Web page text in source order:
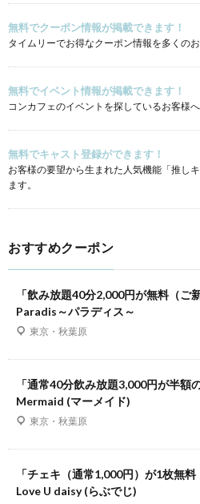
無料でクーポン情報が掲載できます！
タイムリーでお得なクーポン情報を多くの
無料でイベント情報が掲載できます！
コンカフェのイベントを探しているお客様
無料でキャスト登録ができます！
お客様の要望から生まれた人気機能「推し
ます。
おすすめクーポン
「飲み放題40分2,000円が無料（ご
Paradis～パラディス～
東京・秋葉原
「通常40分飲み放題3,000円が半額
Mermaid (マーメイド)
東京・秋葉原
「チェキ（通常1,000円）が1枚無料
Love U daisy (らぶでじ)